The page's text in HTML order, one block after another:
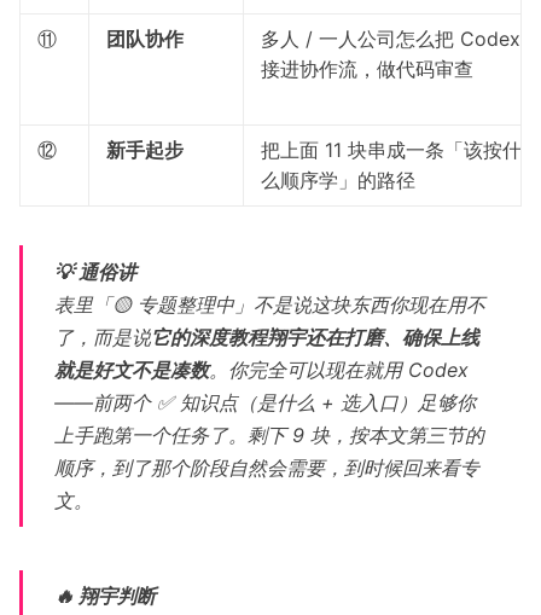
⑪ 团队协作
多人 / 一人公司怎么把 Codex
接进协作流，做代码审查
⑫ 新手起步
把上面 11 块串成一条「该按什
么顺序学」的路径
💡 通俗讲
表里「🟡 专题整理中」不是说这块东西你现在用不
了，而是说它的深度教程翔宇还在打磨、确保上线
就是好文不是凑数。你完全可以现在就用 Codex
——前两个 ✅ 知识点（是什么 + 选入口）足够你
上手跑第一个任务了。剩下 9 块，按本文第三节的
顺序，到了那个阶段自然会需要，到时候回来看专
文。
🔥 翔宇判断